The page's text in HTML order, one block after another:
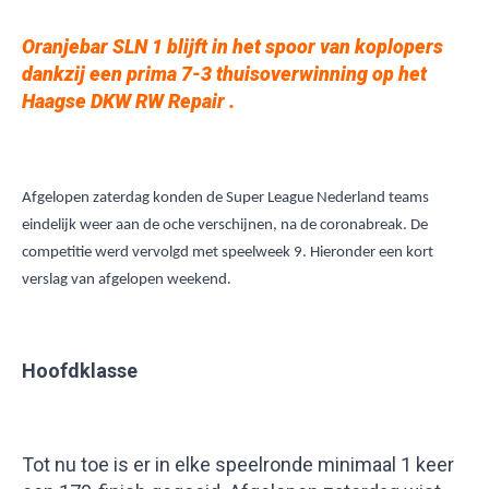
Oranjebar SLN 1 blijft in het spoor van koplopers
dankzij een prima 7-3 thuisoverwinning op het
Haagse DKW RW Repair .
Afgelopen zaterdag konden de Super League Nederland teams
eindelijk weer aan de oche verschijnen, na de coronabreak. De
competitie werd vervolgd met speelweek 9. Hieronder een kort
verslag van afgelopen weekend.
Hoofdklasse
Tot nu toe is er in elke speelronde minimaal 1 keer